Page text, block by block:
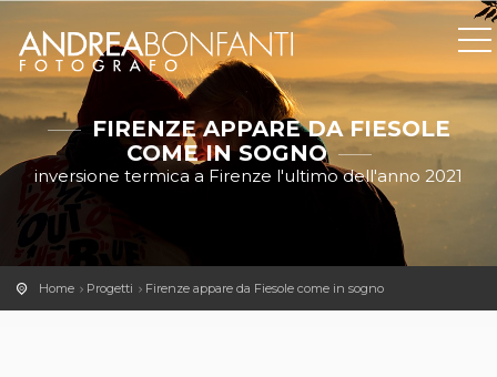
FIRENZE APPARE DA FIESOLE
COME IN SOGNO
inversione termica a Firenze l'ultimo dell'anno 2021
Home Progetti Firenze appare da Fiesole come in sogno